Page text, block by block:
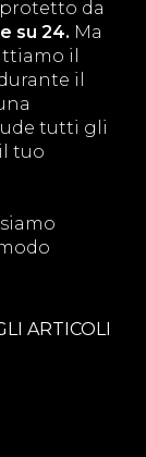
da
su 24. Ma
il
il
tutti gli
tuo
ARTICOLI